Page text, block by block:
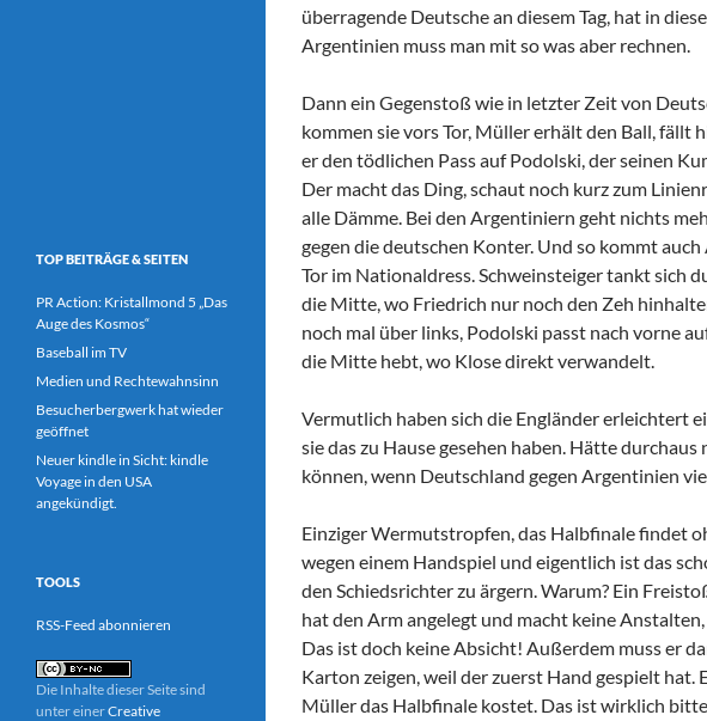
überragende Deutsche an diesem Tag, hat in
Argentinien muss man mit so was aber rechnen.
Dann ein Gegenstoß wie in letzter Zeit von
kommen sie vors Tor, Müller erhält den Ball, fällt
er den tödlichen Pass auf Podolski, der seinen
Der macht das Ding, schaut noch kurz zum
alle Dämme. Bei den Argentiniern geht nichts
gegen die deutschen Konter. Und so kommt
Tor im Nationaldress. Schweinsteiger tankt sich
die Mitte, wo Friedrich nur noch den Zeh
noch mal über links, Podolski passt nach vorne
die Mitte hebt, wo Klose direkt verwandelt.
Vermutlich haben sich die Engländer erleichtert
sie das zu Hause gesehen haben. Hätte
können, wenn Deutschland gegen Argentinien
Einziger Wermutstropfen, das Halbfinale findet
wegen einem Handspiel und eigentlich ist das
den Schiedsrichter zu ärgern. Warum? Ein
hat den Arm angelegt und macht keine
Das ist doch keine Absicht! Außerdem muss er
Karton zeigen, weil der zuerst Hand gespielt hat.
Müller das Halbfinale kostet. Das ist wirklich
TOP BEITRÄGE & SEITEN
PR Action: Kristallmond 5 „Das
Auge des Kosmos“
Baseball im TV
Medien und Rechtewahnsinn
Besucherbergwerk hat wieder
geöffnet
Neuer kindle in Sicht: kindle
Voyage in den USA
angekündigt.
TOOLS
RSS-Feed abonnieren
Die Inhalte dieser Seite sind
unter einerCreative